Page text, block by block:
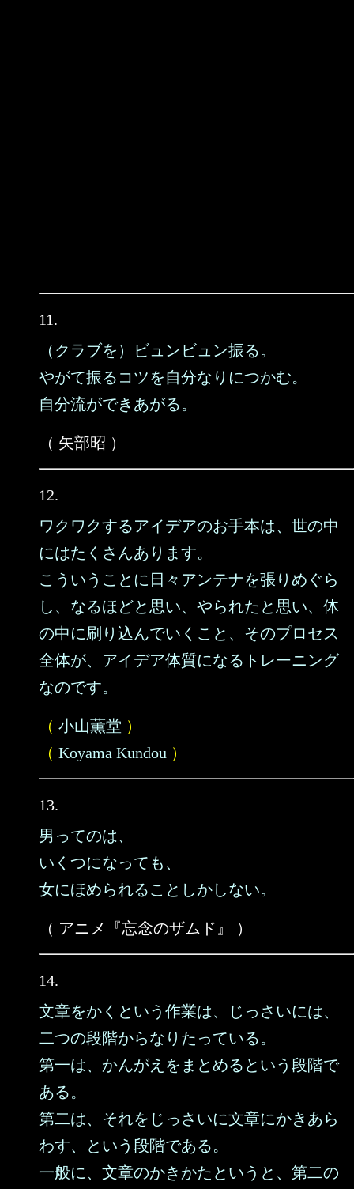
11.
（クラブを）ビュンビュン振る。
やがて振るコツを自分なりにつかむ。
自分流ができあがる。
（ 矢部昭 ）
12.
ワクワクするアイデアのお手本は、世の中
にはたくさんあります。
こういうことに日々アンテナを張りめぐら
し、なるほどと思い、やられたと思い、体
の中に刷り込んでいくこと、そのプロセス
全体が、アイデア体質になるトレーニング
なのです。
（ 小山薫堂 ）
（ Koyama Kundou ）
13.
男ってのは、
いくつになっても、
女にほめられることしかしない。
（ アニメ『忘念のザムド』 ）
14.
文章をかくという作業は、じっさいには、
二つの段階からなりたっている。
第一は、かんがえをまとめるという段階で
ある。
第二は、それをじっさいに文章にかきあら
わす、という段階である。
一般に、文章のかきかたというと、第二の